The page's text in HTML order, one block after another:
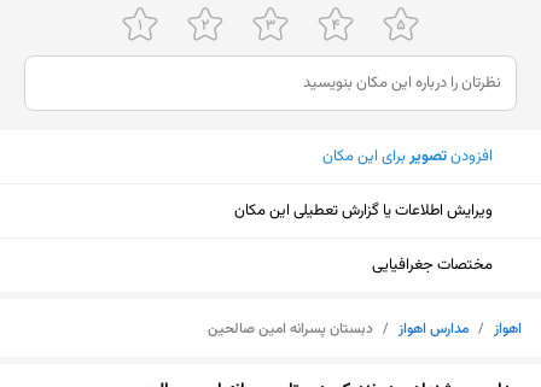
افزودنتصویربرای این مکان
ویرایش اطلاعات یا گزارش تعطیلی این مکان
مختصات جغرافیایی
اهواز / مدارس اهواز / دبستان پسرانه امین صالحین